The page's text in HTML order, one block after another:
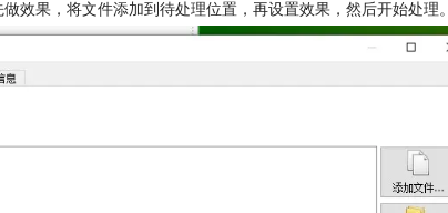
效果，将文件添加到待处理位置，再设置效果，然后开始处理。